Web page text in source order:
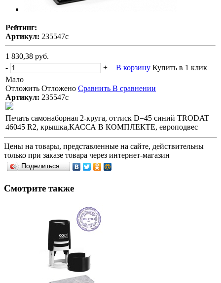
Рейтинг:
Артикул: 235547с
1 830,38 руб.
-
+ В корзину Купить в 1 клик
Мало
Отложить Отложено Сравнить В сравнении
Артикул: 235547с
Печать самонаборная 2-круга, оттиск D=45 синий TRODAT
46045 R2, крышка,КАССА В КОМПЛЕКТЕ, европодвес
Цены на товары, представленные на сайте, действительны
только при заказе товара через интернет-магазин
Поделиться…
Смотрите также